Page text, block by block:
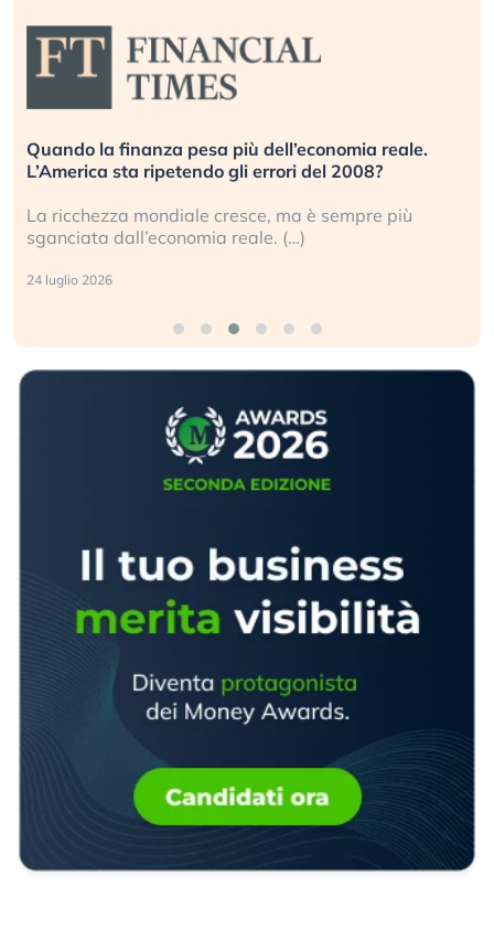
Quando la finanza pesa più dell’economia reale.
L’America sta ripetendo gli errori del 2008?
La ricchezza mondiale cresce, ma è sempre più
sganciata dall’economia reale. (…)
24 luglio 2026